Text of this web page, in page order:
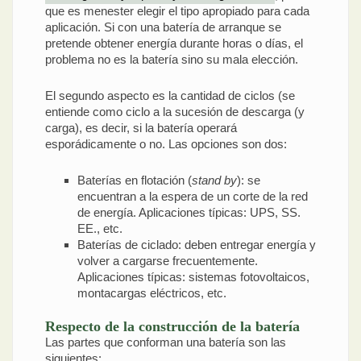
que es menester elegir el tipo apropiado para cada
aplicación. Si con una batería de arranque se
pretende obtener energía durante horas o días, el
problema no es la batería sino su mala elección.
El segundo aspecto es la cantidad de ciclos (se
entiende como ciclo a la sucesión de descarga (y
carga), es decir, si la batería operará
esporádicamente o no. Las opciones son dos:
Baterías en flotación (stand by): se
encuentran a la espera de un corte de la red
de energía. Aplicaciones típicas: UPS, SS.
EE., etc.
Baterías de ciclado: deben entregar energía y
volver a cargarse frecuentemente.
Aplicaciones típicas: sistemas fotovoltaicos,
montacargas eléctricos, etc.
Respecto de la construcción de la batería
Las partes que conforman una batería son las
siguientes: